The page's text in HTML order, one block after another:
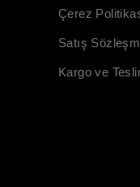
Çerez
Satış
Kargo ve